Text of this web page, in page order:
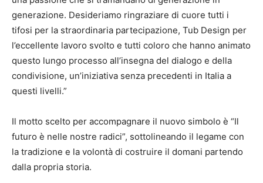
generazione. Desideriamo ringraziare di cuore tutti i
tifosi per la straordinaria partecipazione, Tub Design per
l’eccellente lavoro svolto e tutti coloro che hanno animato
questo lungo processo all’insegna del dialogo e della
condivisione, un’iniziativa senza precedenti in Italia a
questi livelli.”
Il motto scelto per accompagnare il nuovo simbolo è “Il
futuro è nelle nostre radici”, sottolineando il legame con
la tradizione e la volontà di costruire il domani partendo
dalla propria storia.